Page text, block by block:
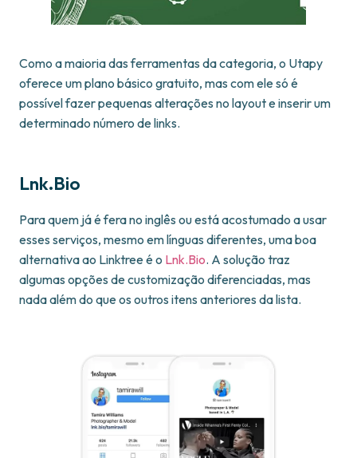
Como a maioria das ferramentas da categoria, o Utapy
oferece um plano básico gratuito, mas com ele só é
possível fazer pequenas alterações no layout e inserir um
determinado número de links.
Lnk.Bio
Para quem já é fera no inglês ou está acostumado a usar
esses serviços, mesmo em línguas diferentes, uma boa
alternativa ao Linktree é o Lnk.Bio. A solução traz
algumas opções de customização diferenciadas, mas
nada além do que os outros itens anteriores da lista.